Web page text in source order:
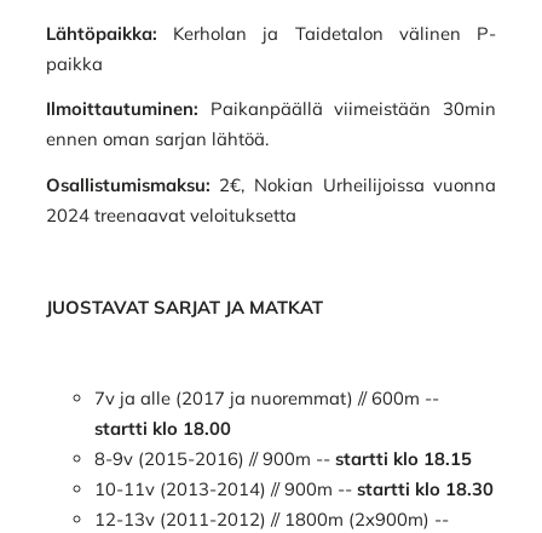
Lähtöpaikka: Kerholan ja Taidetalon välinen P-
paikka
Ilmoittautuminen: Paikanpäällä viimeistään 30min
ennen oman sarjan lähtöä.
Osallistumismaksu: 2€, Nokian Urheilijoissa vuonna
2024 treenaavat veloituksetta
JUOSTAVAT SARJAT JA MATKAT
7v ja alle (2017 ja nuoremmat) // 600m --
startti klo 18.00
8-9v (2015-2016) // 900m -- startti klo 18.15
10-11v (2013-2014) // 900m -- startti klo 18.30
12-13v (2011-2012) // 1800m (2x900m) --